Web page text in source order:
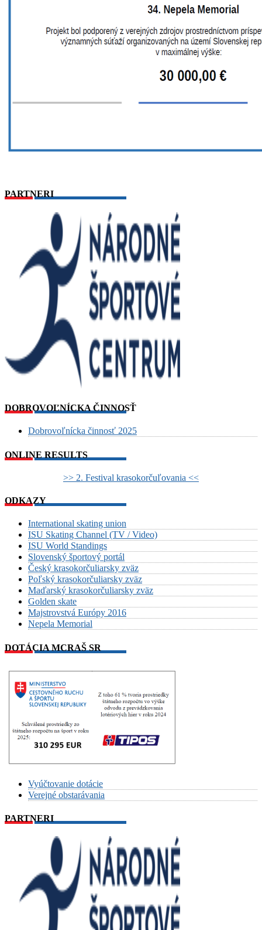
PARTNERI
DOBROVOĽNÍCKA ČINNOSŤ
Dobrovoľnícka činnosť 2025
ONLINE RESULTS
>> 2. Festival krasokorčuľovania <<
ODKAZY
International skating union
ISU Skating Channel (TV / Video)
ISU World Standings
Slovenský športový portál
Český krasokorčuliarsky zväz
Poľský krasokorčuliarsky zväz
Maďarský krasokorčuliarsky zväz
Golden skate
Majstrovstvá Európy 2016
Nepela Memorial
DOTÁCIA MCRAŠ SR
Vyúčtovanie dotácie
Verejné obstarávania
PARTNERI